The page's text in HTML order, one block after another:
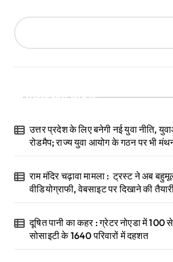
Recent Posts
उत्तर प्रदेश के लिए बनेगी नई युवा नीति,
रोडमैप; राज्य युवा आयोग के गठन पर भी
राम मंदिर चढ़ावा मामला : ट्रस्ट ने अब
वीडियोग्राफी, वेबसाइट पर दिखाने की
दूषित पानी का कहर : ग्रेटर नोएडा में 100
सोसाइटी के 1640 परिवारों में दहशत